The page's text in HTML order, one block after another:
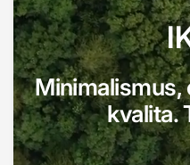
Minimalismus,
kvalita.